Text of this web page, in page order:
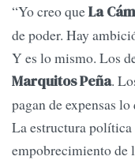
“Yo creo queLa
de poder. Hay
Y es lo mismo. Los
Marquitos Peña.
pagan de expensas
La estructura
empobrecimiento de